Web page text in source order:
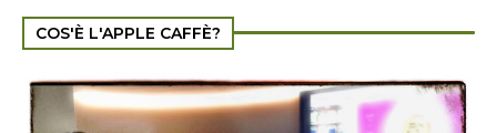
COS'È L'APPLE CAFFÈ?